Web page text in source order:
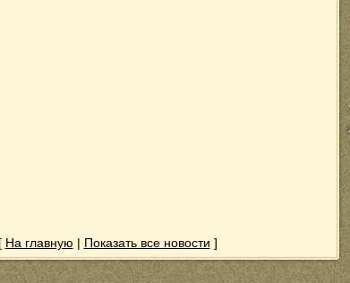
[ На главную | Показать все новости ]